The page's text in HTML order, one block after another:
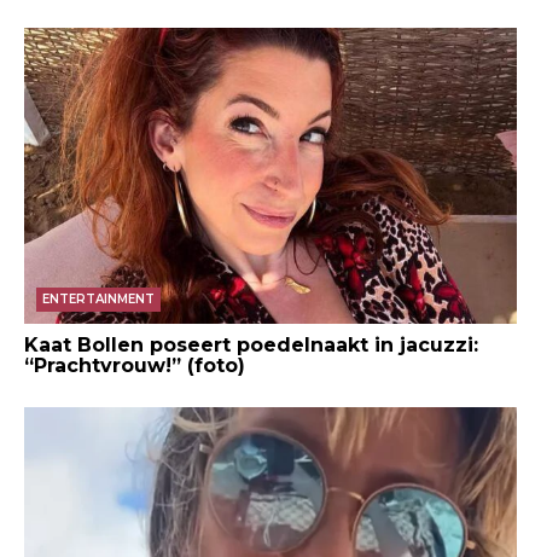
ENTERTAINMENT
Kaat Bollen poseert poedelnaakt in jacuzzi:
“Prachtvrouw!” (foto)